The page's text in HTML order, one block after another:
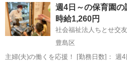
週4日～の保育園
時給1,260円
社会福祉法人ちとせ交
豊島区
主婦(夫)の働くを応援！ [勤務日数]： 週4日~5日